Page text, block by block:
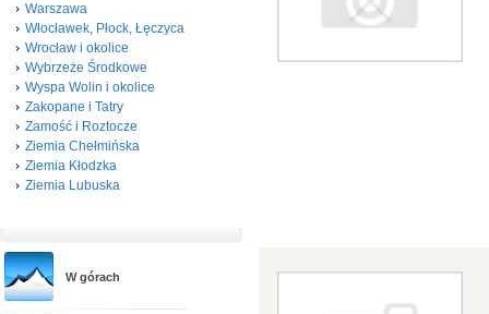
Warszawa
Włocławek, Płock, Łęczyca
Wrocław i okolice
Wybrzeże Środkowe
Wyspa Wolin i okolice
Zakopane i Tatry
Zamość i Roztocze
Ziemia Chełmińska
Ziemia Kłodzka
Ziemia Lubuska
W górach